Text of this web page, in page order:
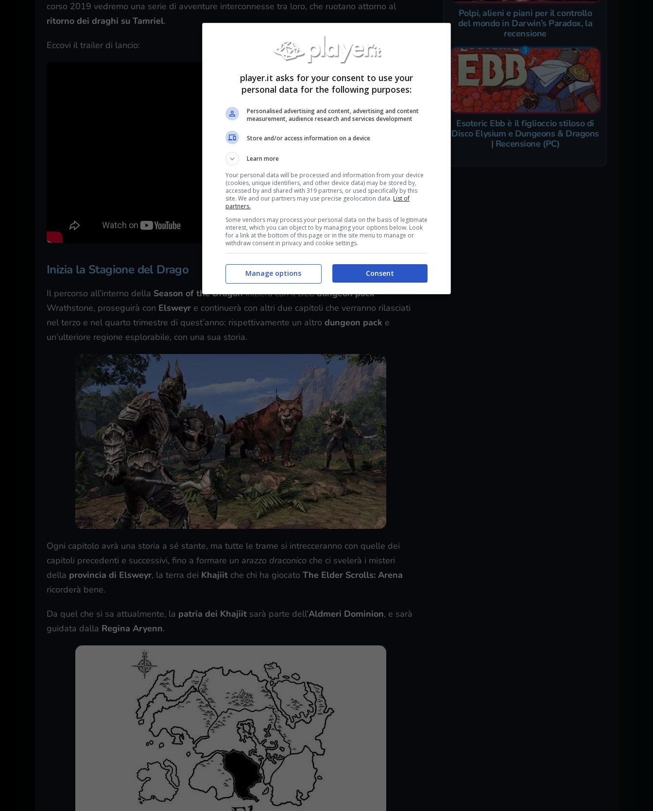
corso 2019 vedremo una serie di avventure interconnesse tra loro, che ruotano attorno al
ritorno dei draghi su Tamriel.
Eccovi il trailer di lancio:
Inizia la Stagione del Drago
Il percorso all’interno della Season of the Dragoninizierà con il DLCdungeon pack
Wrathstone, proseguirà con Elsweyr e continuerà con altri due capitoli che verranno rilasciati
nel terzo e nel quarto trimestre di quest’anno: rispettivamente un altro dungeon pack e
un’ulteriore regione esplorabile, con una sua storia.
Ogni capitolo avrà una storia a sé stante, ma tutte le trame si intrecceranno con quelle dei
capitoli precedenti e successivi, fino a formare un arazzo draconico che ci svelerà i misteri
della provincia di Elsweyr, la terra dei Khajiit che chi ha giocato The Elder Scrolls: Arena
ricorderà bene.
Da quel che si sa attualmente, la patria dei Khajiit sarà parte dell’Aldmeri Dominion, e sarà
guidata dalla Regina Aryenn.
Polpi, alieni e piani per il controllo
del mondo in Darwin’s Paradox, la
recensione
Esoteric Ebb è il figlioccio stiloso di
Disco Elysium e Dungeons & Dragons
| Recensione (PC)
player.it asks for your consent to use your
personal data for the following purposes:
Personalised advertising and content, advertising and content
measurement, audience research and services development
Store and/or access information on a device
Learn more
Your personal data will be processed and information from your device
(cookies, unique identifiers, and other device data) may be stored by,
accessed by and shared with 319 partners, or used specifically by this
site. We and our partners may use precise geolocation data. List of
partners.
Some vendors may process your personal data on the basis of legitimate
interest, which you can object to by managing your options below. Look
for a link at the bottom of this page or in the site menu to manage or
withdraw consent in privacy and cookie settings.
Consent
Manage options